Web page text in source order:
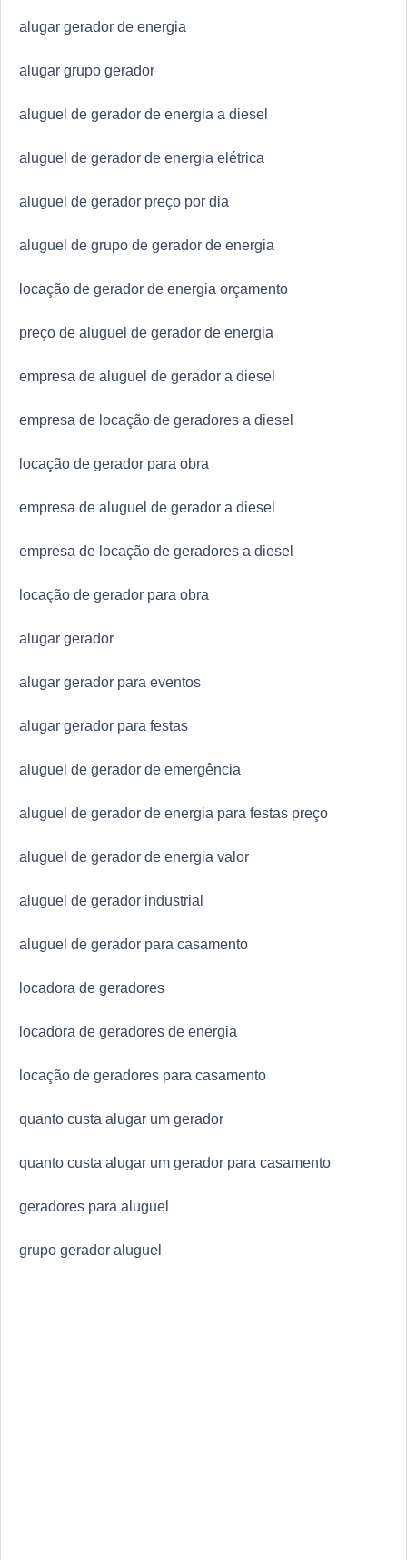
alugar gerador de energia
alugar grupo gerador
aluguel de gerador de energia a diesel
aluguel de gerador de energia elétrica
aluguel de gerador preço por dia
aluguel de grupo de gerador de energia
locação de gerador de energia orçamento
preço de aluguel de gerador de energia
empresa de aluguel de gerador a diesel
empresa de locação de geradores a diesel
locação de gerador para obra
empresa de aluguel de gerador a diesel
empresa de locação de geradores a diesel
locação de gerador para obra
alugar gerador
alugar gerador para eventos
alugar gerador para festas
aluguel de gerador de emergência
aluguel de gerador de energia para festas preço
aluguel de gerador de energia valor
aluguel de gerador industrial
aluguel de gerador para casamento
locadora de geradores
locadora de geradores de energia
locação de geradores para casamento
quanto custa alugar um gerador
quanto custa alugar um gerador para casamento
geradores para aluguel
grupo gerador aluguel